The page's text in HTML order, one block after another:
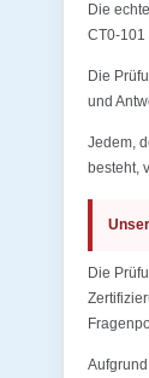
Die
CT0-101
Die
und
Jedem,
besteht,
Die